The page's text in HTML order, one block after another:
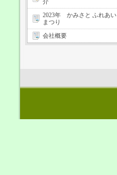
介
2023年 かみさと ふれあい
まつり
会社概要